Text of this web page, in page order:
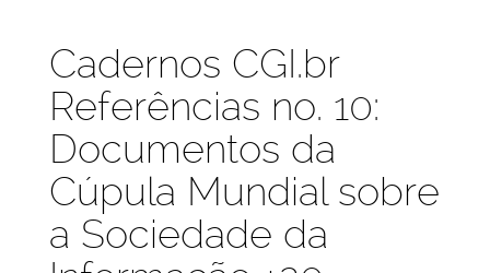
Publicações
Cadernos CGI.br
Referências no. 10:
Documentos da
Cúpula Mundial sobre
a Sociedade da